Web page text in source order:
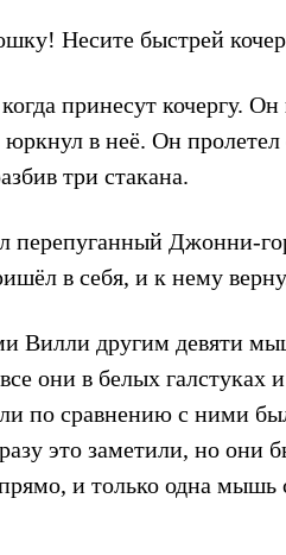
Несите быстрей
принесут кочергу.
в неё. Он
три стакана.
Джонни-
в себя, и к нему
Вилли другим девяти
они в белых галстуках
по сравнению с ними
это заметили, но они
и только одна мышь